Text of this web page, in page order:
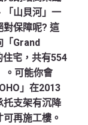
「山貝河」一
對保障呢? 這
「Grand
住宅，共有554
。可能你會
」在2013
托支架有沉降
再施工樓。